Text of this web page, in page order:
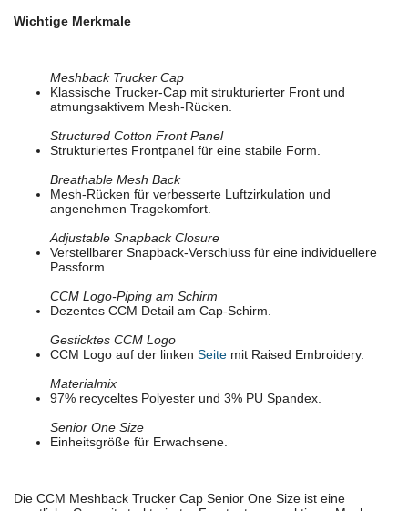
Wichtige Merkmale
Meshback Trucker Cap
Klassische Trucker-Cap mit strukturierter Front und
atmungsaktivem Mesh-Rücken.
Structured Cotton Front Panel
Strukturiertes Frontpanel für eine stabile Form.
Breathable Mesh Back
Mesh-Rücken für verbesserte Luftzirkulation und
angenehmen Tragekomfort.
Adjustable Snapback Closure
Verstellbarer Snapback-Verschluss für eine individuellere
Passform.
CCM Logo-Piping am Schirm
Dezentes CCM Detail am Cap-Schirm.
Gesticktes CCM Logo
CCM Logo auf der linken Seite mit Raised Embroidery.
Materialmix
97% recyceltes Polyester und 3% PU Spandex.
Senior One Size
Einheitsgröße für Erwachsene.
Die CCM Meshback Trucker Cap Senior One Size ist eine